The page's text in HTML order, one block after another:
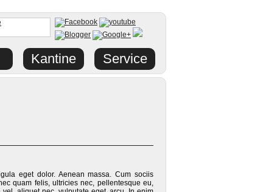
eget dolor. Aenean massa. Cum sociis
quam felis, ultricies nec, pellentesque eu,
Kantine Service